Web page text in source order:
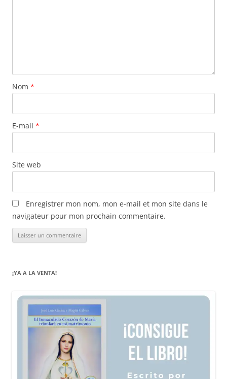
Nom *
E-mail *
Site web
Enregistrer mon nom, mon e-mail et mon site dans le
navigateur pour mon prochain commentaire.
¡YA A LA VENTA!